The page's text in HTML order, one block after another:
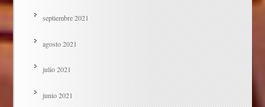
septiembre 2021
agosto 2021
julio 2021
junio 2021